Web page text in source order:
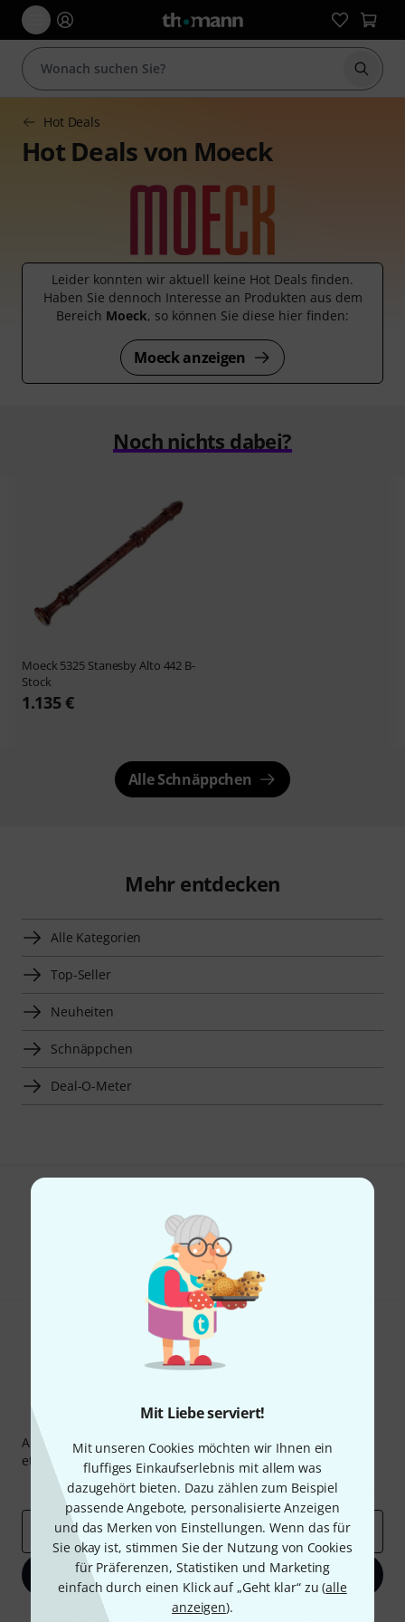
Mit Liebe serviert!
Mit unseren Cookies möchten wir Ihnen ein
fluffiges Einkaufserlebnis mit allem was
dazugehört bieten. Dazu zählen zum Beispiel
passende Angebote, personalisierte Anzeigen
und das Merken von Einstellungen. Wenn das für
Sie okay ist, stimmen Sie der Nutzung von Cookies
für Präferenzen, Statistiken und Marketing
einfach durch einen Klick auf „Geht klar“ zu (alle
anzeigen).
Suche
Hot Deals
Hot Deals von Moeck
Leider konnten wir aktuell keine Hot Deals finden.
Haben Sie dennoch Interesse an Produkten aus dem
Bereich Moeck, so können Sie diese hier finden:
Moeck anzeigen
Noch nichts dabei?
Moeck 5325 Stanesby Alto 442 B-
Stock
1.135 €
Alle Schnäppchen
Mehr entdecken
Alle Kategorien
Top-Seller
Neuheiten
Schnäppchen
Deal-O-Meter
Hilfe & Feedback
Thomann Newsletter
Abonniere den Thomann Newsletter und gewinne mit
etwas Glück einen von
50 Gutscheinen über jeweils
Inspirierende Beiträge
Deals Thomann Insights
E-Mail-Adresse*
Jetzt anmelden
Mit Klick auf „Jetzt anmelden“ stimmen Sie dem Erhalt von E-Mail-